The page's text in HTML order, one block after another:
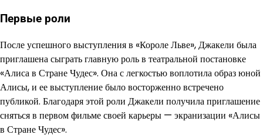
Первые роли
После успешного выступления в «Короле Льве», Джакели была
приглашена сыграть главную роль в театральной постановке
«Алиса в Стране Чудес». Она с легкостью воплотила образ юной
Алисы, и ее выступление было восторженно встречено
публикой. Благодаря этой роли Джакели получила приглашение
сняться в первом фильме своей карьеры — экранизации «Алисы
в Стране Чудес».